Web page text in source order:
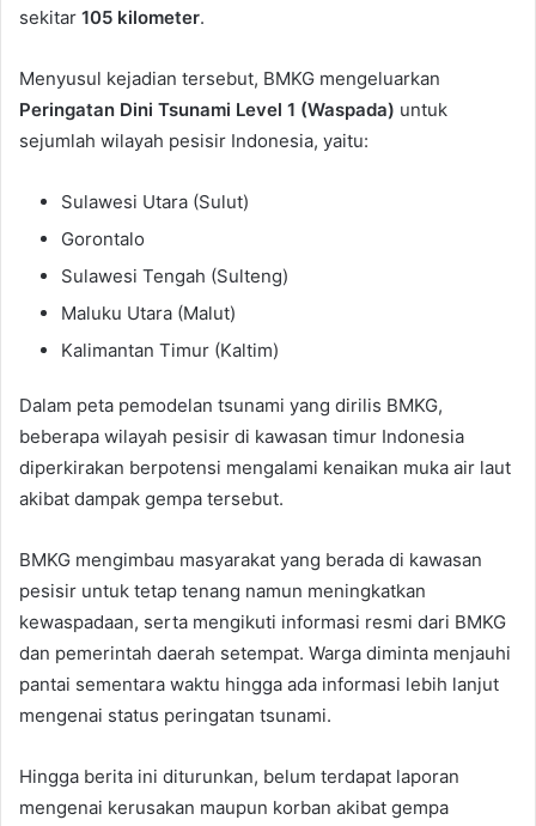
sekitar 105 kilometer.
Menyusul kejadian tersebut, BMKG mengeluarkan
Peringatan Dini Tsunami Level 1 (Waspada) untuk
sejumlah wilayah pesisir Indonesia, yaitu:
Sulawesi Utara (Sulut)
Gorontalo
Sulawesi Tengah (Sulteng)
Maluku Utara (Malut)
Kalimantan Timur (Kaltim)
Dalam peta pemodelan tsunami yang dirilis BMKG,
beberapa wilayah pesisir di kawasan timur Indonesia
diperkirakan berpotensi mengalami kenaikan muka air laut
akibat dampak gempa tersebut.
BMKG mengimbau masyarakat yang berada di kawasan
pesisir untuk tetap tenang namun meningkatkan
kewaspadaan, serta mengikuti informasi resmi dari BMKG
dan pemerintah daerah setempat. Warga diminta menjauhi
pantai sementara waktu hingga ada informasi lebih lanjut
mengenai status peringatan tsunami.
Hingga berita ini diturunkan, belum terdapat laporan
mengenai kerusakan maupun korban akibat gempa